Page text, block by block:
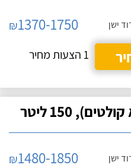
ישן
₪1370-1750
1 הצעות מחיר
150 ליטר
ישן
₪1480-1850